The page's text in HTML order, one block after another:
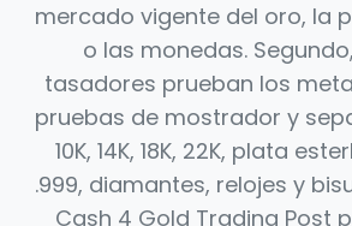
mercado vigente del oro, la
o las monedas.
tasadores prueban los
pruebas de mostrador y
10K, 14K, 18K, 22K, plata
.999, diamantes, relojes y
Cash 4 Gold Trading Post